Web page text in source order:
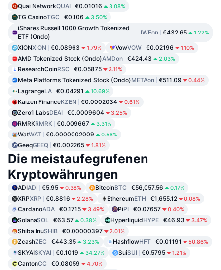
Quai NetworkQUAI €0.01016 3.08%
TG CasinoTGC €0.106 3.50%
iShares Russell 1000 Growth Tokenized
ETF (Ondo)
IWFon €432.65 1.22%
XIONXION €0.08963 1.79% VowVOW €0.02196 1.10%
AMD Tokenized Stock (Ondo)AMDon €424.43 2.03%
ResearchCoinRSC €0.05875 3.11%
Meta Platforms Tokenized Stock (Ondo)METAon €511.09 0.44%
LagrangeLA €0.04291 10.69%
Kaizen FinanceKZEN €0.0002034 0.61%
Zero1 LabsDEAI €0.0009604 3.25%
RMRKRMRK €0.009667 3.31%
WatWAT €0.0000002009 0.56%
GeeqGEEQ €0.002265 1.81%
Die meistaufegrufenen
Kryptowährungen
ADIADI €5.95 0.38% BitcoinBTC €56,057.56 0.17%
XRPXRP €0.8816 2.28% EthereumETH €1,655.12 0.08%
CardanoADA €0.1715 3.49% PiPI €0.07657 0.40%
SolanaSOL €63.57 0.38% HyperliquidHYPE €46.93 3.47%
Shiba InuSHIB €0.00000397 2.01%
ZcashZEC €443.35 3.23% HashflowHFT €0.01191 50.86%
SKYAISKYAI €0.1019 34.27% SuiSUI €0.5795 1.21%
CantonCC €0.08059 4.70%